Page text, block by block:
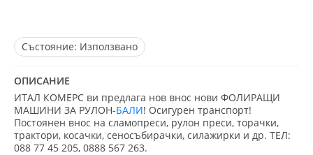
Състояние: Използвано
ОПИСАНИЕ
ИТАЛ КОМЕРС ви предлага нов внос нови ФОЛИРАЩИ
МАШИНИ ЗА РУЛОН-БАЛИ! Осигурен транспорт!
Постоянен внос на сламопреси, рулон преси, торачки,
трактори, косачки, сеносъбирачки, силажирки и др. ТЕЛ:
088 77 45 205, 0888 567 263.